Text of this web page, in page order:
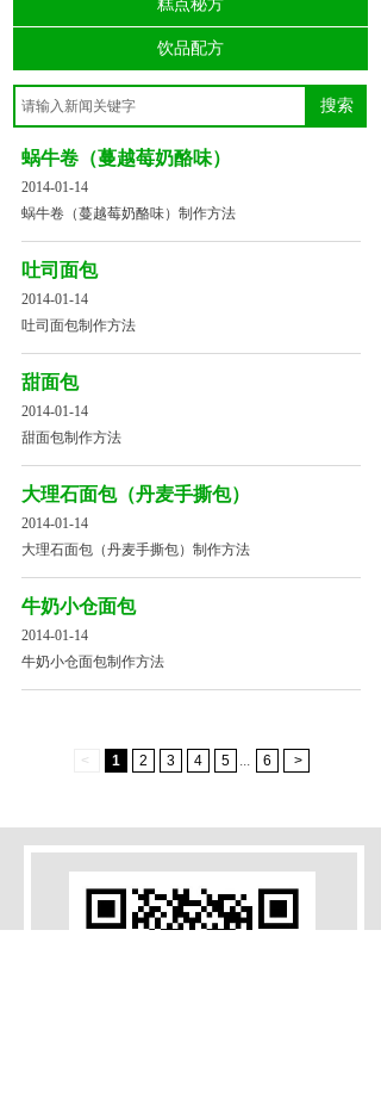
糕点秘方
饮品配方
搜索
蜗牛卷（蔓越莓奶酪味）
2014-01-14
蜗牛卷（蔓越莓奶酪味）制作方法
吐司面包
2014-01-14
吐司面包制作方法
甜面包
2014-01-14
甜面包制作方法
大理石面包（丹麦手撕包）
2014-01-14
大理石面包（丹麦手撕包）制作方法
牛奶小仓面包
2014-01-14
牛奶小仓面包制作方法
< 1 2 3 4 5 ... 6 >